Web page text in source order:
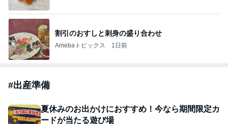
割引のおすしと刺身の盛り合わせ
Amebaトピックス 1日前
#出産準備
夏休みのお出かけにおすすめ！今なら期間限定カ
ードが当たる遊び場